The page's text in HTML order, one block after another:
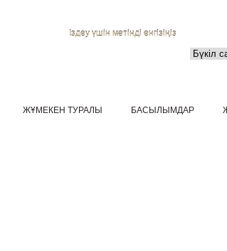
Іздеу үшін мәтінді енгізіңіз
ЖҰМЕКЕН ТУРАЛЫ БАСЫЛЫМДАР